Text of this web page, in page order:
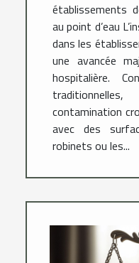
établissements
au point d’eau
dans les
une avancée
hospitalière.
contamination
avec des
robinets ou les...